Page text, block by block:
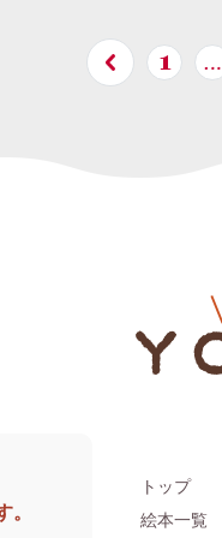
1 …
。
トップ
絵本一覧